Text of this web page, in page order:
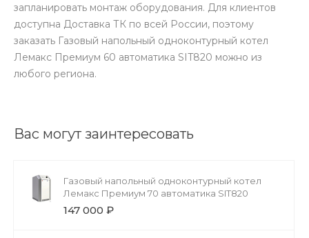
запланировать монтаж оборудования. Для клиентов
доступна Доставка ТК по всей России, поэтому
заказать Газовый напольный одноконтурный котел
Лемакс Премиум 60 автоматика SIT820 можно из
любого региона.
Вас могут заинтересовать
Газовый напольный одноконтурный котел
Лемакс Премиум 70 автоматика SIT820
147 000 ₽